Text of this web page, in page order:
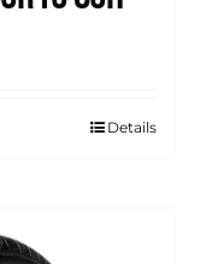
Details